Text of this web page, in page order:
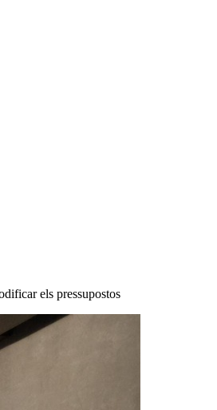
els pressupostos